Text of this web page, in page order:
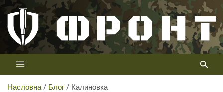
Скип
цонтент
Телевизија ФРОНТ
Први војни канал у Србији
Насловна Блог Калиновка